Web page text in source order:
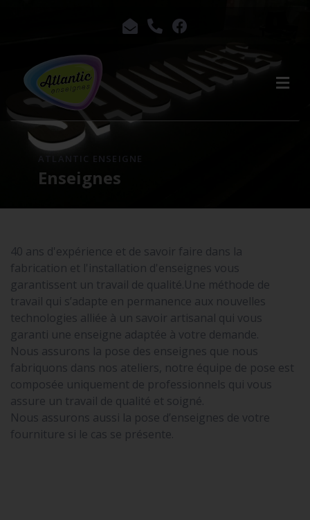
ATLANTIC ENSEIGNE
Enseignes
40 ans d'expérience et de savoir faire dans la
fabrication et l'installation d'enseignes vous
garantissent un travail de qualité.Une méthode de
travail qui s’adapte en permanence aux nouvelles
technologies alliée à un savoir artisanal qui vous
garanti une enseigne adaptée à votre demande.
Nous assurons la pose des enseignes que nous
fabriquons dans nos ateliers, notre équipe de pose est
composée uniquement de professionnels qui vous
assure un travail de qualité et soigné.
Nous assurons aussi la pose d’enseignes de votre
fourniture si le cas se présente.